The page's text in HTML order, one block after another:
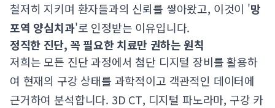
철저히 지키며 환자들과의 신뢰를 쌓아왔고, 이것이 '망
포역 양심치과'로 인정받는 이유입니다.
정직한 진단, 꼭 필요한 치료만 권하는 원칙
저희는 모든 진단 과정에서 첨단 디지털 장비를 활용하
여 현재의 구강 상태를 과학적이고 객관적인 데이터에
근거하여 분석합니다. 3D CT, 디지털 파노라마, 구강 카